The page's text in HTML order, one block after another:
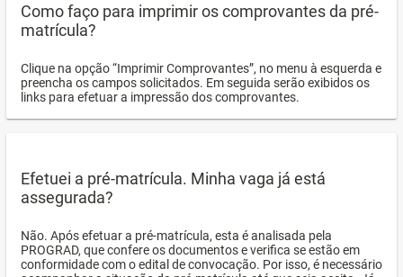
Como faço para imprimir os comprovantes da pré-
matrícula?
Clique na opção “Imprimir Comprovantes”, no menu à esquerda e
preencha os campos solicitados. Em seguida serão exibidos os
links para efetuar a impressão dos comprovantes.
Efetuei a pré-matrícula. Minha vaga já está
assegurada?
Não. Após efetuar a pré-matrícula, esta é analisada pela
PROGRAD, que confere os documentos e verifica se estão em
conformidade com o edital de convocação. Por isso, é necessário